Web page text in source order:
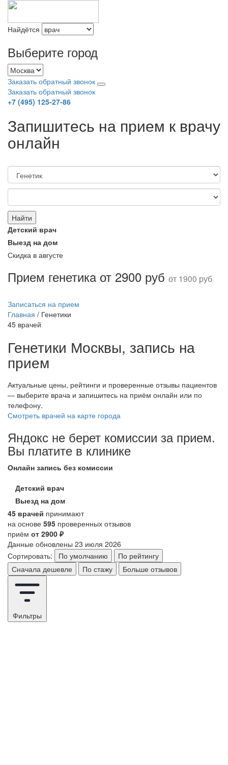
Найдётся
Выберите город
Заказать обратный звонок
Заказать обратный звонок
+7 (495) 125-27-86
Запишитесь на прием к врачу
онлайн
Найти
Детский врач
Выезд на дом
Скидка в августе
Прием генетикa от 2900 руб от 1900 руб
Записаться на прием
Главная / Генетики
45 врачей
Генетики Москвы, запись на
прием
Актуальные цены, рейтинги и проверенные отзывы пациентов
— выберите врача и запишитесь на приём онлайн или по
телефону.
Смотреть врачей на карте города
Яндокс не берет комиссии за прием.
Вы платите в клинике
Онлайн запись без комиссии
Детский врач
Выезд на дом
45 врачей принимают
на основе 595 проверенных отзывов
приём от 2900 ₽
Данные обновлены 23 июля 2026
Сортировать:
По умолчанию
По рейтингу
Сначала дешевле
По стажу Больше отзывов
Фильтры